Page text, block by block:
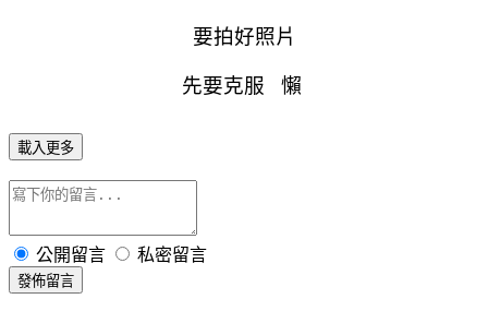
要拍好照片
先要克服 懶
載入更多
公開留言 私密留言
發佈留言